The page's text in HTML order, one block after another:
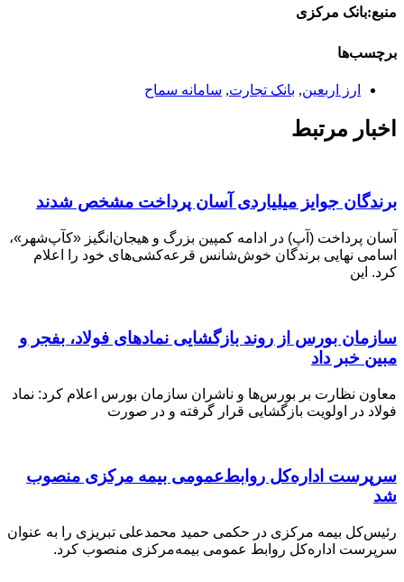
منبع:بانک مرکزی
برچسب‌ها
ارز اربعین, بانک تجارت, سامانه سماح
اخبار مرتبط
برندگان جوایز میلیاردی آسان پرداخت مشخص شدند
آسان‌ پرداخت (آپ) در ادامه کمپین بزرگ و هیجان‌انگیز «کآپ‌شهر»،
اسامی نهایی برندگان خوش‌شانس قرعه‌کشی‌های خود را اعلام
کرد. این
سازمان بورس از روند بازگشایی نمادهای فولاد، بفجر و
مبین خبر داد
معاون نظارت بر بورس‌ها و ناشران سازمان بورس اعلام کرد: نماد
فولاد در اولویت بازگشایی قرار گرفته و در صورت
سرپرست اداره‌کل روابط‌عمومی بیمه مرکزی منصوب
شد
رئیس‌کل بیمه مرکزی در حکمی حمید محمدعلی تبریزی را به عنوان
سرپرست اداره‌کل روابط عمومی بیمه‌مرکزی منصوب کرد.